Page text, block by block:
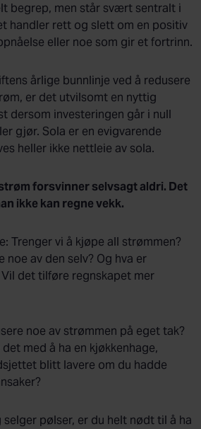
begrep, men står svært sentralt i
handler rett og slett om en positiv
eller noe som gir et fortrinn.
årlige bunnlinje ved å redusere
er det utvilsomt en nyttig
dersom investeringen går i null
gjør. Sola er en evigvarende
heller ikke nettleie av sola.
forsvinner selvsagt aldri. Det
ikke kan regne vekk.
Trenger vi å kjøpe all strømmen?
noe av den selv? Og hva er
det tilføre regnskapet mer
noe av strømmen på eget tak?
med å ha en kjøkkenhage,
blitt lavere om du hadde
selger pølser, er du helt nødt til å ha